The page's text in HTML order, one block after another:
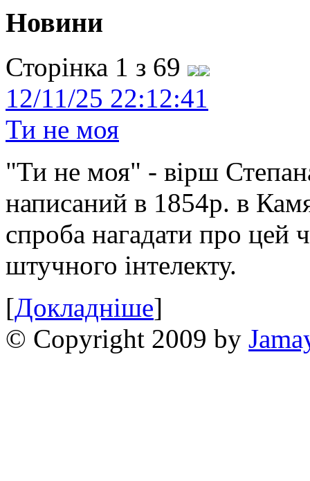
Новини
Сторінка 1 з 69
12/11/25 22:12:41
Ти не моя
"Ти не моя" - вірш
написаний в 1854р. в
спроба нагадати про цей
штучного інтелекту.
[Докладніше]
© Copyright 2009 by